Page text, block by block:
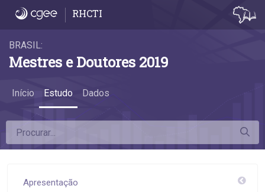
1.3 Títulos como proporção da população
RHCTI
BRASIL:
Mestres e Doutores 2019
Início Estudo Dados
Apresentação